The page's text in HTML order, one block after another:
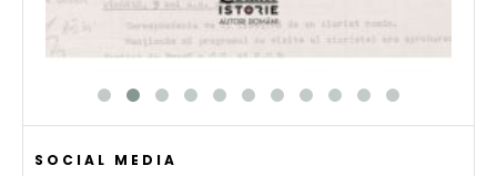
SOCIAL MEDIA